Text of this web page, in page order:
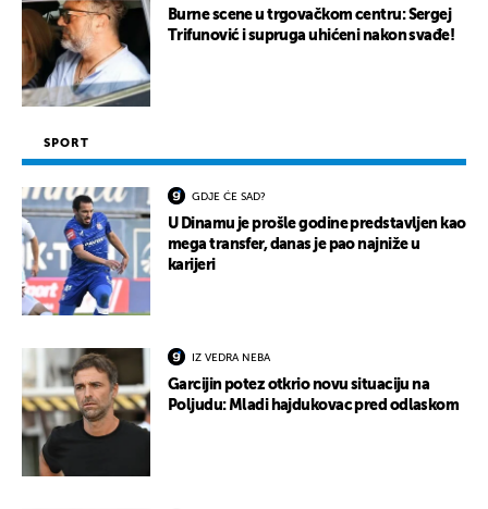
Burne scene u trgovačkom centru: Sergej
Trifunović i supruga uhićeni nakon svađe!
SPORT
GDJE ĆE SAD?
U Dinamu je prošle godine predstavljen kao
mega transfer, danas je pao najniže u
karijeri
IZ VEDRA NEBA
Garcijin potez otkrio novu situaciju na
Poljudu: Mladi hajdukovac pred odlaskom